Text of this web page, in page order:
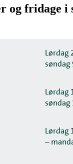
og fridage i
Lørdag
søndag
Lørdag
søndag
Lørdag
–